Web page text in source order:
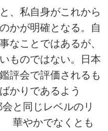
、私自身がこれから
かが明確となる。自
なことではあるが、
ものではない。日本
評会で評価されるも
かりであるよう
と同じレベルのリ
華やかでなくとも